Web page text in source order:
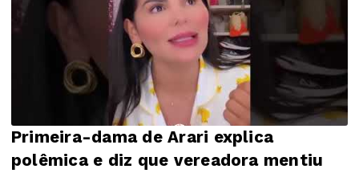
Primeira-dama de Arari explica
polêmica e diz que vereadora mentiu